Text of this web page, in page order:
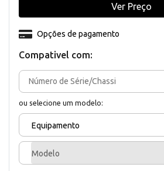
Compativel com:
ou selecione um modelo:
Equipamento
Modelo
Opções de pagamento
Ver Preço